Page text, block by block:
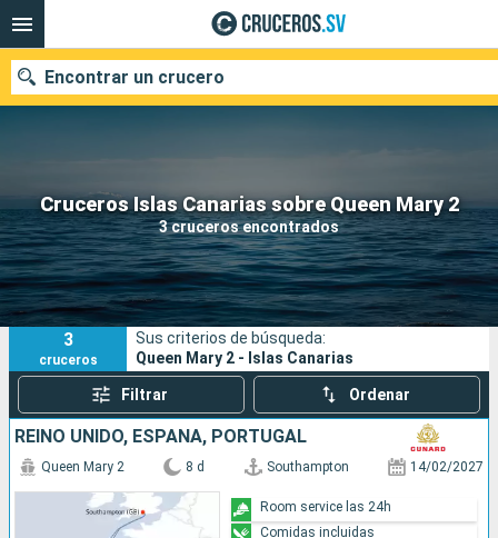
Cruceros Islas Canarias sobre Queen Mary 2
3 cruceros encontrados
Encontrar un crucero
Nuestros destinos
Fecha de salida
Puertos Compañías
Buscar
3
cruceros
Sus criterios de búsqueda:
Queen Mary 2 - Islas Canarias
Filtrar Ordenar
REINO UNIDO, ESPAÑA, PORTUGAL
Queen Mary 2 8 d Southampton 14/02/2027
Room service las 24h
Comidas incluidas